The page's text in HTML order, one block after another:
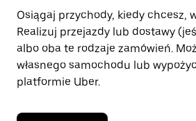
Osiągaj przychody, kiedy chcesz,
Realizuj przejazdy lub dostawy
albo oba te rodzaje zamówień.
własnego samochodu lub
platformie Uber.